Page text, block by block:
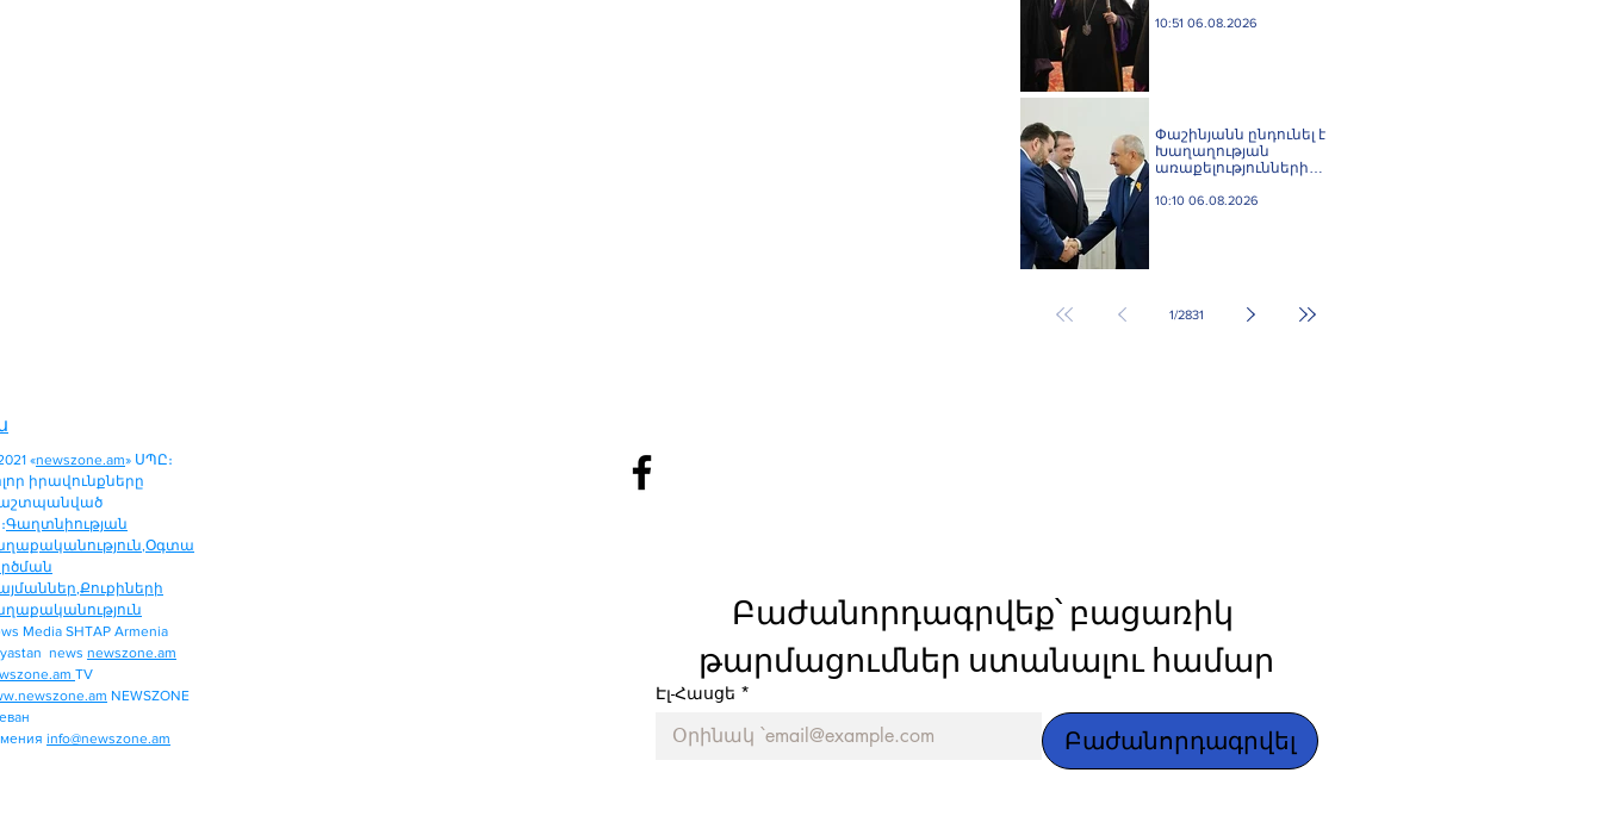
դատական առաջին
10:51 06.08.2026
Փաշինյանն ընդունել է
Խաղաղության
առաքելությունների
բանագնացի ավագ
10:10 06.08.2026
1/2831
«newszone.am» ՍՊԸ։
իրավունքները
Գաղտնիության
,Օգտա
,Քուքիների
Media SHTAP Armenia
news newszone.am
TV
NEWSZONE
info@newszone.am
Բաժանորդագրվեք՝ բացառիկ
թարմացումներ ստանալու համար
Էլ-Հասցե *
Բաժանորդագրվել